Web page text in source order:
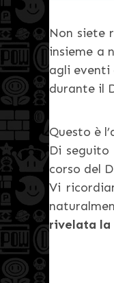
Non siete
insieme a
agli eventi
durante il
Questo è
Di
corso del
Vi
rivelata la